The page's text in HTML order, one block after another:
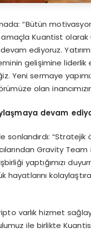
“Bütün
amaçla Kuantist
ediyoruz.
gelişimine liderlik
Yeni sermaye
olan
devam
sonlandırdı: “Stratejik
Gravity Team
yaptığımızı
hayatlarını
varlık hizmet
ile birlikte